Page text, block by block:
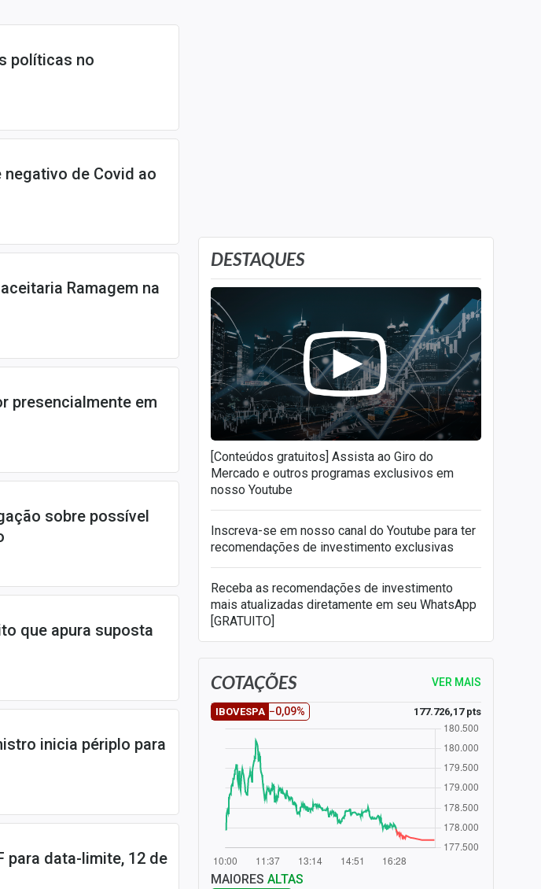
políticas no
de Covid ao
Ramagem na
presencialmente em
sobre possível
que apura suposta
inicia périplo para
para data-limite, 12 de
DESTAQUES
[Conteúdos gratuitos] Assista ao Giro do
Mercado e outros programas exclusivos em
nosso Youtube
Inscreva-se em nosso canal do Youtube para ter
recomendações de investimento exclusivas
Receba as recomendações de investimento
mais atualizadas diretamente em seu WhatsApp
[GRATUITO]
COTAÇÕES VER MAIS
IBOVESPA −0,09% 177.726,17 pts
MAIORES ALTAS